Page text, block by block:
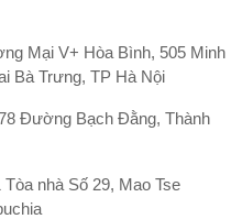
Mại V+ Hòa Bình, 505 Minh
Bà Trưng, TP Hà Nội
Đường Bạch Đằng, Thành
nhà Số 29, Mao Tse